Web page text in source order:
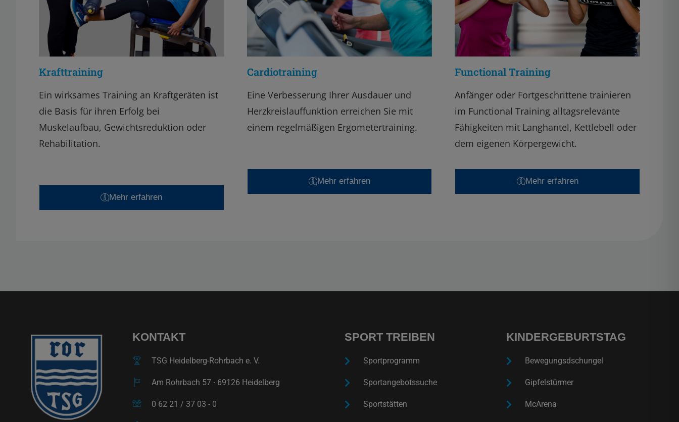
Krafttraining
Ein wirksames Training an Kraftgeräten ist
die Basis für ihren Erfolg bei
Muskelaufbau, Gewichtsreduktion oder
Rehabilitation.
Mehr erfahren
Cardiotraining
Eine Verbesserung Ihrer Ausdauer und
Herzkreislauffunktion erreichen Sie mit
einem regelmäßigen Ergometertraining.
Mehr erfahren
Functional Training
Anfänger oder Fortgeschrittene trainieren
im Functional Training alltagsrelevante
Fähigkeiten mit Langhantel, Kettlebell oder
dem eigenen Körpergewicht.
Mehr erfahren
KONTAKT
TSG Heidelberg-Rohrbach e. V.
Am Rohrbach 57 ∙ 69126 Heidelberg
0 62 21 / 37 03 - 0
SPORT TREIBEN
Sportprogramm
Sportangebotssuche
Sportstätten
KINDERGEBURTSTAG
Bewegungsdschungel
Gipfelstürmer
McArena